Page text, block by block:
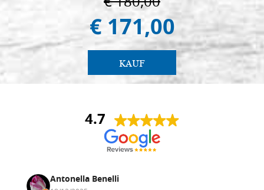
€ 171,00
KAUF
4.7
Antonella Benelli